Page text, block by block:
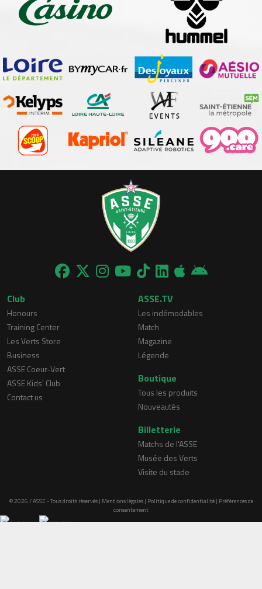
Club
Honours
Training Center
Les Verts Store
Business
ASSE Coeur-Vert
ASSE Kids' Club
Contact us
ASSE.TV
Les indémodables
Match
Magazine
Légende
Boutique
Tous les produits
Nouveautés
Billetterie
Matchs de l'ASSE
Musée des Verts
Visite du stade
© 2026 / ASSE - Tous droits réservés | Mentions légales| Politique de confidentialité| Préférences de
consentement